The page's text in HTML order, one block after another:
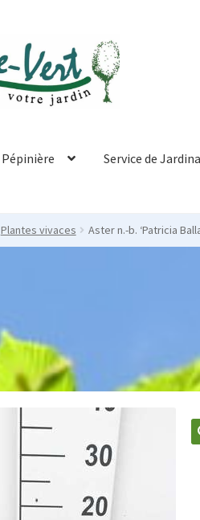
Pépinière Service de
Plantes vivaces Aster n.-b. ‘Patricia